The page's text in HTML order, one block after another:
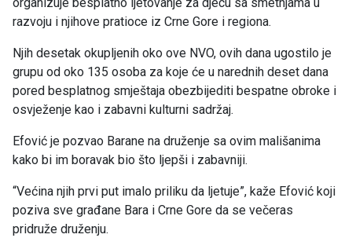
organizuje besplatno ljetovanje za djecu sa smetnjama u
razvoju i njihove pratioce iz Crne Gore i regiona.
Njih desetak okupljenih oko ove NVO, ovih dana ugostilo je
grupu od oko 135 osoba za koje će u narednih deset dana
pored besplatnog smještaja obezbijediti bespatne obroke i
osvježenje kao i zabavni kulturni sadržaj.
Efović je pozvao Barane na druženje sa ovim mališanima
kako bi im boravak bio što ljepši i zabavniji.
“Većina njih prvi put imalo priliku da ljetuje”, kaže Efović koji
poziva sve građane Bara i Crne Gore da se večeras
pridruže druženju.